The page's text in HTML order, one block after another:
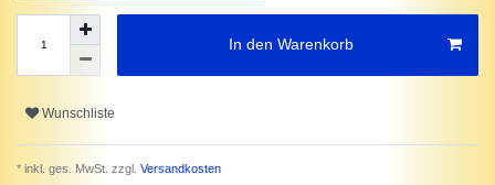
In den Warenkorb
Wunschliste
* inkl. ges. MwSt. zzgl. Versandkosten